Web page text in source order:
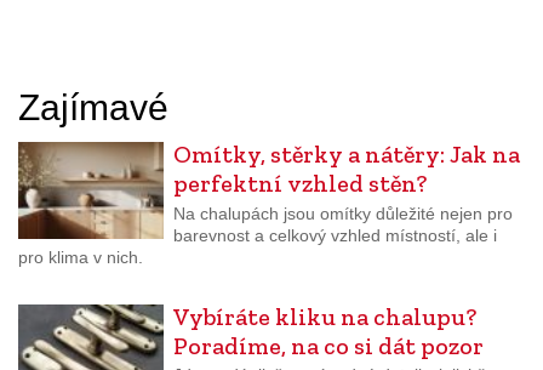
Zajímavé
Omítky, stěrky a nátěry: Jak na
perfektní vzhled stěn?
Na chalupách jsou omítky důležité nejen pro
barevnost a celkový vzhled místností, ale i
pro klima v nich.
Vybíráte kliku na chalupu?
Poradíme, na co si dát pozor